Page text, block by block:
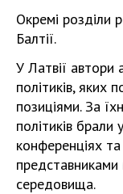
Окремі розділи
Балтії.
У Латвії автори
політиків, яких
позиціями. За
політиків брали
конференціях
представниками
середовища.